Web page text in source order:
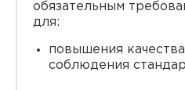
обязательным
для:
повышения
соблюдения